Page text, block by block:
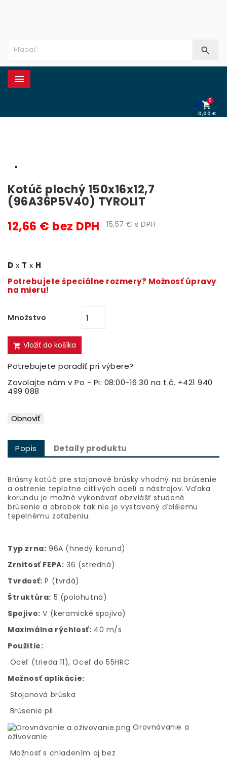


0 
0
0,00 €
Kotúč plochý 150x16x12,7
(96A36P5V40) TYROLIT
12,66 € bez DPH 15,57 € s DPH
D x T x H
Potrebujete špeciálne rozmery? Možnosť úpravy
na mieru!
Množstvo
 Vložiť do košíka
Potrebujete poradiť pri výbere?
Zavolajte nám v Po - Pi: 08:00-16:30 na t.č. +421 940
499 088
Popis Detaily produktu
Brúsny kotúč pre stojanové brúsky vhodný na brúsenie
a ostrenie teplotne citlivých ocelí a nástrojov. Vďaka
korundu je možné vykonávať obzvlášť studené
brúsenie a obrobok tak nie je vystavený ďalšiemu
tepelnému zaťaženiu.
Typ zrna: 96A (hnedý korund)
Zrnitosť FEPA: 36 (stredná)
Tvrdosť: P (tvrdá)
Štruktúra: 5 (polohutná)
Spojivo: V (keramické spojivo)
Maximálna rýchlosť: 40 m/s
Použitie:
Oceľ (trieda 11), Oceľ do 55HRC
Možnosť aplikácie:
Stojanová brúska
Brúsenie pil
Orovnávanie a
oživovanie
Možnosť s chladením aj bez